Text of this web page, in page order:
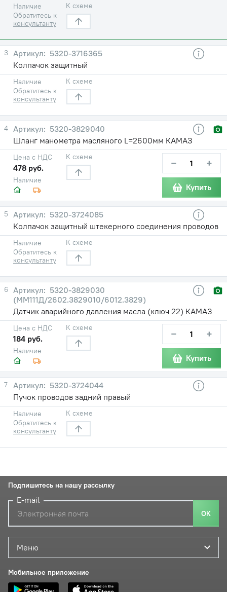
Наличие
Обратитесь к
консультанту
К схеме
3
5320-3716365
Колпачок защитный
Наличие
Обратитесь к
консультанту
К схеме
4
5320-3829040
Шланг манометра масляного L=2600мм КАМАЗ
Наличие
Цена с НДС
478 руб.
К схеме − +
Купить
5
5320-3724085
Колпачок защитный штекерного соединения проводов
Наличие
Обратитесь к
консультанту
К схеме
6
5320-3829030
(ММ111Д/2602.3829010/6012.3829)
Датчик аварийного давления масла (ключ 22) КАМАЗ
Наличие
Цена с НДС
184 руб.
К схеме − +
Купить
7
5320-3724044
Пучок проводов задний правый
Наличие
Обратитесь к
консультанту
К схеме
Меню
Мобильное приложение
Подпишитесь на нашу рассылку
E-mail
ОК